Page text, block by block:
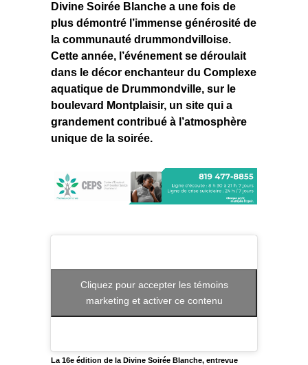
Divine Soirée Blanche a une fois de
plus démontré l’immense générosité de
la communauté drummondvilloise.
Cette année, l’événement se déroulait
dans le décor enchanteur du Complexe
aquatique de Drummondville, sur le
boulevard Montplaisir, un site qui a
grandement contribué à l’atmosphère
unique de la soirée.
Cliquez pour accepter les témoins
marketing et activer ce contenu
La 16e édition de la Divine Soirée Blanche, entrevue